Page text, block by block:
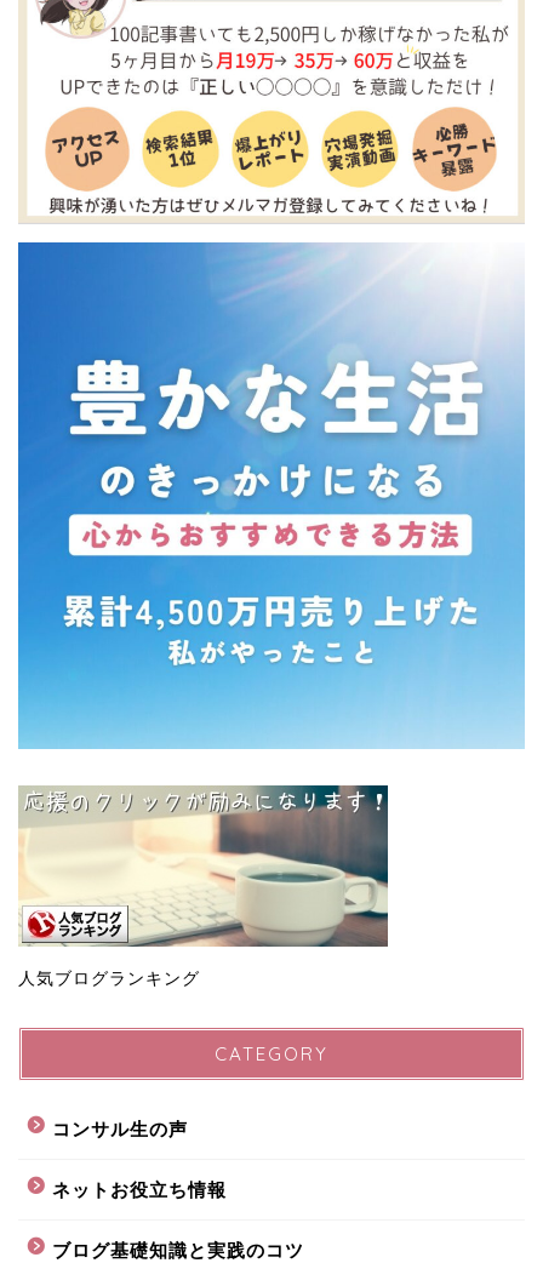
人気ブログランキング
CATEGORY
コンサル生の声
ネットお役立ち情報
ブログ基礎知識と実践のコツ